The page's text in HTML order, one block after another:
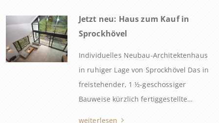
Eigentümergemeinschaft gehören
insgesamt 8 Wohnungen, 2 Garagen
und 3 Doppelparker. Besondere […]
Jetzt neu: Haus zum Kauf in
Sprockhövel
Individuelles Neubau-Architektenhaus
in ruhiger Lage von Sprockhövel Das in
freistehender, 1 ½-geschossiger
Bauweise kürzlich fertiggestellte
weiterlesen